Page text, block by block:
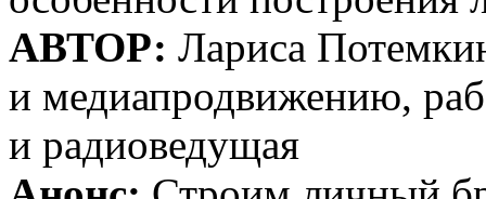
АВТОР: Лариса
и медиапродвижению,
и радиоведущая